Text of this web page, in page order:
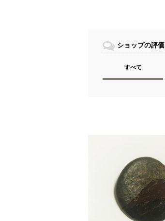
ショップの評価
すべて